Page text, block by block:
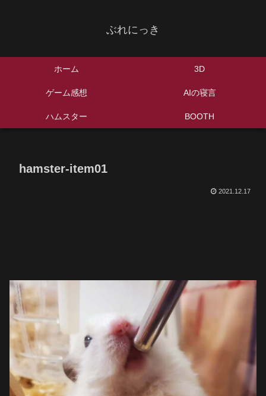
ぶれにっき
ホーム 3D
ゲーム感想 AIの寝言
ハムスター BOOTH
hamster-item01
2021.12.17